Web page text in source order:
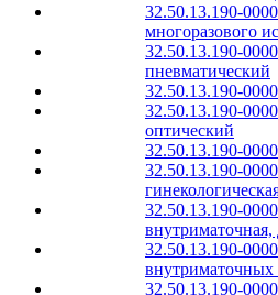
32.50.13.190-
многоразового
32.50.13.190-
пневматический
32.50.13.190-
32.50.13.190-
оптический
32.50.13.190-
32.50.13.190-
32.50.13.190-
внутриматочная,
32.50.13.190-
внутриматочных
32.50.13.190-